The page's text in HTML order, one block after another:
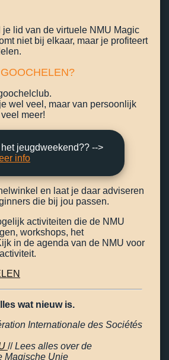
lid van de virtuele NMU Magic
niet bij elkaar, maar je profiteert
wel veel, maar van persoonlijk
meer!
jeugdweekend?? -->
info
en laat je daar adviseren
die bij jou passen.
activiteiten die de NMU
workshops, het
in de agenda van de NMU voor
wat nieuw is.
Internationale des Sociétés
//Lees alles over de
Magische Unie